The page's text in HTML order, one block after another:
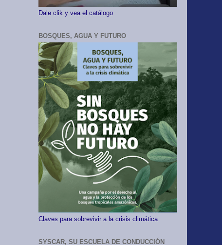
Dale clik y vea el catálogo
BOSQUES, AGUA Y FUTURO
Claves para sobrevivir a la crisis climática
SYSCAR, SU ESCUELA DE CONDUCCIÓN